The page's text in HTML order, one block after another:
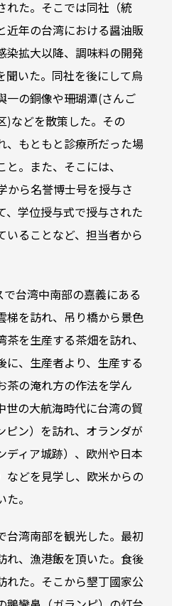
れた。そこでは同社（統
近年の台湾における醤油販
染拡大以降、調味料の開発
聞いた。同社を後にして烏
一の銅像や珊瑚潭(さんご
)などを散策した。その
、もともと診療所だった場
。また、そこには、
から名誉博士号を授与さ
、学位授与式で授与された
いることなど、担当者から
で台湾中南部の嘉義にある
梯を訪れ、吊り橋から景色
を生産する茶畑を訪れ、
に、生産者より、生産する
茶の淹れ方の作法を学ん
世の大航海時代に台湾の貿
ピン）を訪れ、オランダが
ディア城跡）、欧州や日本
などを見学し、欧米からの
。
台湾南部を観光した。最初
れ、漁港飯を頂いた。食後
れた。そこから墾丁國家公